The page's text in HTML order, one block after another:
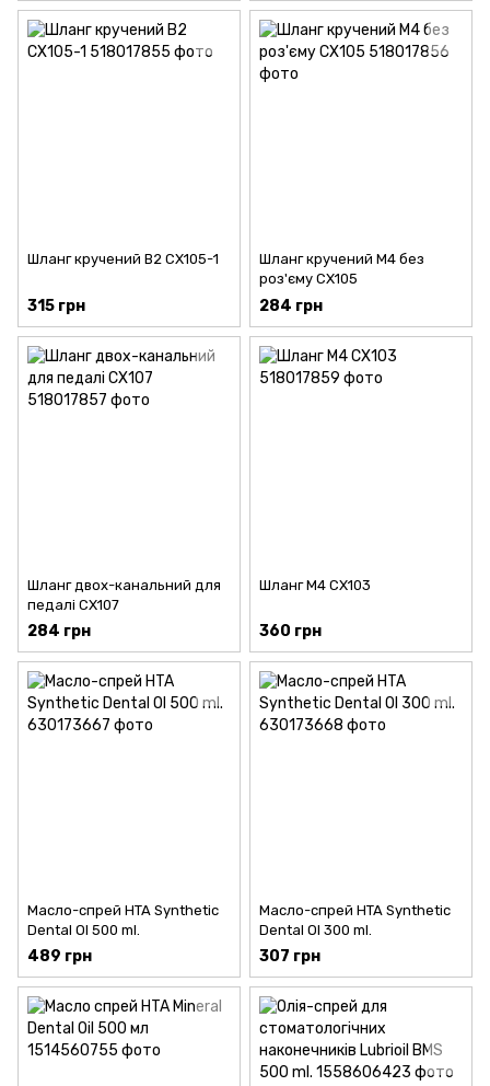
Шланг кручений В2 CX105-1
315 грн
Шланг кручений М4 без
роз'єму CX105
284 грн
Шланг двох-канальний для
педалі CX107
284 грн
Шланг М4 CX103
360 грн
Масло-спрей HTA Synthetic
Dental Ol 500 ml.
489 грн
Масло-спрей HTA Synthetic
Dental Ol 300 ml.
307 грн